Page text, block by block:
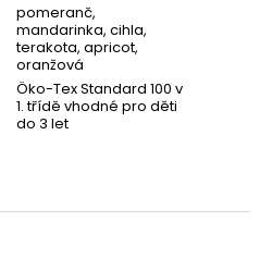
pomeranč,
mandarinka, cihla,
terakota, apricot,
oranžová
Öko-Tex Standard 100 v
1. třídě vhodné pro děti
do 3 let